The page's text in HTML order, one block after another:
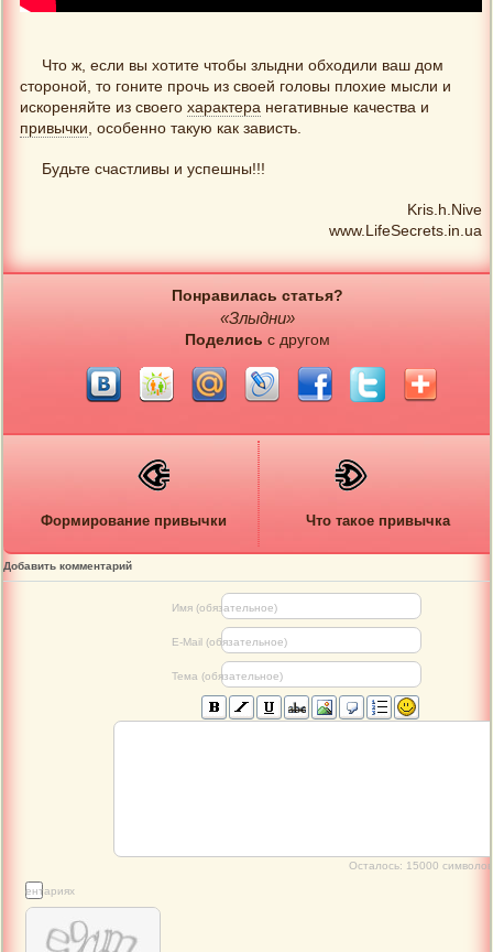
Что ж, если вы хотите чтобы злыдни обходили ваш дом
стороной, то гоните прочь из своей головы плохие мысли и
искореняйте из своего характера негативные качества и
привычки, особенно такую как зависть.
Будьте счастливы и успешны!!!
Kris.h.Nive
www.LifeSecrets.in.ua
Понравилась статья?
«Злыдни»
Поделись с другом
Формирование привычки Что такое привычка
Добавить комментарий
Имя (обязательное)
E-Mail (обязательное)
Тема (обязательное)
Осталось: 15000 символов